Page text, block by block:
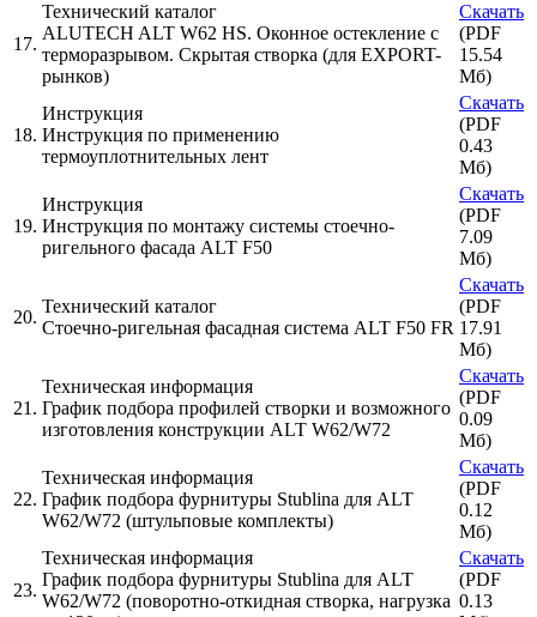
17.
Технический каталог
ALUTECH ALT W62 HS. Оконное остекление с
терморазрывом. Скрытая створка (для EXPORT-
рынков)
Скачать
(PDF
15.54
Мб)
18.
Инструкция
Инструкция по применению
термоуплотнительных лент
Скачать
(PDF
0.43
Мб)
19.
Инструкция
Инструкция по монтажу системы стоечно-
ригельного фасада ALT F50
Скачать
(PDF
7.09
Мб)
20.
Технический каталог
Стоечно-ригельная фасадная система ALT F50 FR
Скачать
(PDF
17.91
Мб)
21.
Техническая информация
График подбора профилей створки и возможного
изготовления конструкции ALT W62/W72
Скачать
(PDF
0.09
Мб)
22.
Техническая информация
График подбора фурнитуры Stublina для ALT
W62/W72 (штульповые комплекты)
Скачать
(PDF
0.12
Мб)
23.
Техническая информация
График подбора фурнитуры Stublina для ALT
W62/W72 (поворотно-откидная створка, нагрузка
Скачать
(PDF
0.13